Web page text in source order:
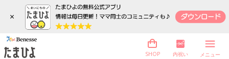
×
SHOP 内祝い メニュー